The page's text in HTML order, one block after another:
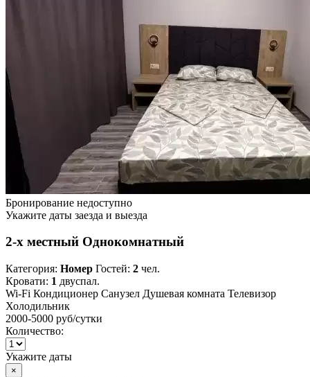
Бронирование недоступно
Укажите даты заезда и выезда
2-х местный Однокомнатный
Категория: Номер Гостей: 2 чел.
Кровати: 1 двуспал.
Wi-Fi Кондиционер Санузел Душевая комната Телевизор
Холодильник
2000-5000 руб/сутки
Количество:
Укажите даты
×